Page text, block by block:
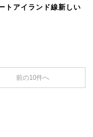
トアイランド線新しい
前の10件へ